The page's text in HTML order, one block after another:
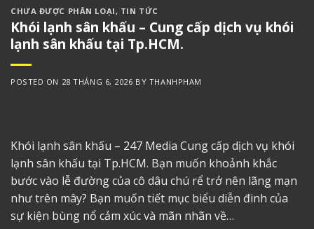
CHƯA ĐƯỢC PHÂN LOẠI, TIN TỨC
Khói lạnh sân khấu – Cung cấp dịch vụ khói
lạnh sân khấu tại Tp.HCM.
POSTED ON 28 THÁNG 6, 2026 BY THANHPHAM
Khói lạnh sân khấu – 247 Media Cung cấp dịch vụ khói
lạnh sân khấu tại Tp.HCM. Bạn muốn khoảnh khắc
bước vào lễ đường của cô dâu chú rể trở nên lãng mạn
như trên mây? Bạn muốn tiết mục biểu diễn đinh của
sự kiện bùng nổ cảm xúc và mãn nhãn về…